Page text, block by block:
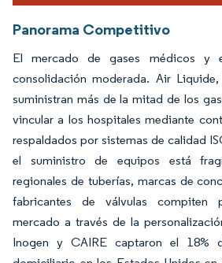
Panorama Competitivo
El mercado de gases médicos y
consolidación moderada. Air
suministran más de la mitad de los
vincular a los hospitales mediante
respaldados por sistemas de calidad
el suministro de equipos está
regionales de tuberías, marcas de
fabricantes de válvulas compiten
mercado a través de la
Inogen y CAIRE captaron el 18%